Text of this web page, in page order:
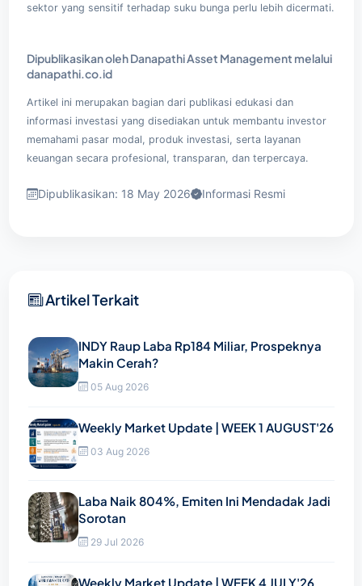
sektor yang sensitif terhadap suku bunga perlu lebih dicermati.
Dipublikasikan oleh Danapathi Asset Management melalui
danapathi.co.id
Artikel ini merupakan bagian dari publikasi edukasi dan
informasi investasi yang disediakan untuk membantu investor
memahami pasar modal, produk investasi, serta layanan
keuangan secara profesional, transparan, dan terpercaya.
Dipublikasikan: 18 May 2026 Informasi Resmi
Artikel Terkait
INDY Raup Laba Rp184 Miliar, Prospeknya
Makin Cerah?
05 Aug 2026
Weekly Market Update | WEEK 1 AUGUST'26
03 Aug 2026
Laba Naik 804%, Emiten Ini Mendadak Jadi
Sorotan
29 Jul 2026
Weekly Market Update | WEEK 4 JULY'26